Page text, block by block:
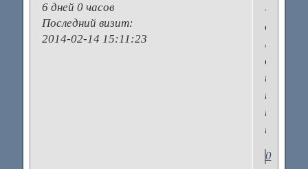
6 дней 0 часов
Последний визит:
2014-02-14 15:11:23
-
и
0